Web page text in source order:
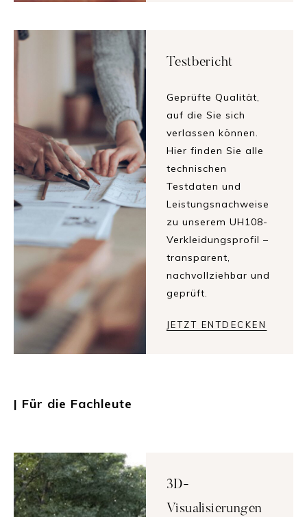
Testbericht
Geprüfte Qualität,
auf die Sie sich
verlassen können.
Hier finden Sie alle
technischen
Testdaten und
Leistungsnachweise
zu unserem UH108-
Verkleidungsprofil –
transparent,
nachvollziehbar und
geprüft.
JETZT ENTDECKEN
| Für die Fachleute
3D-
Visualisierungen